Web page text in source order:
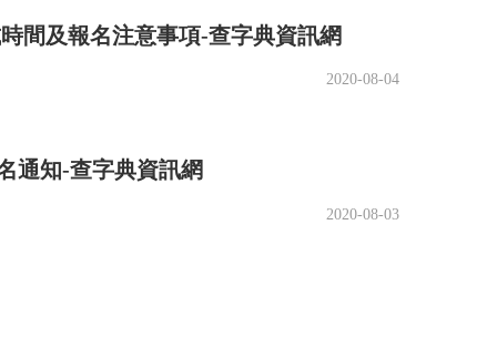
間及報名注意事項-查字典資訊網
2020-08-04
通知-查字典資訊網
2020-08-03